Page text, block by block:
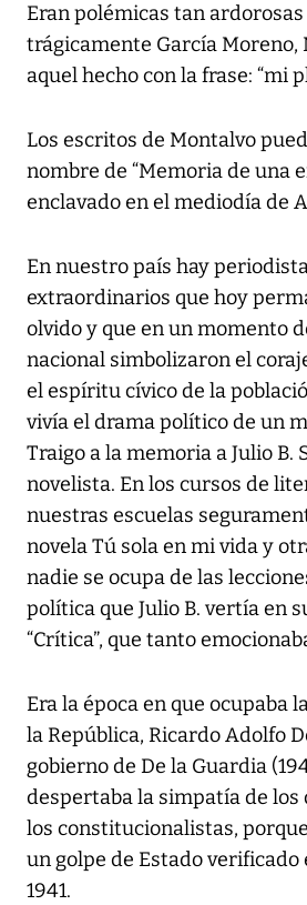
Eran polémicas tan
trágicamente García Moreno,
aquel hecho con la frase: “mi
Los escritos de Montalvo
nombre de “Memoria de una
enclavado en el mediodía de
En nuestro país hay
extraordinarios que hoy
olvido y que en un momento
nacional simbolizaron el
el espíritu cívico de la
vivía el drama político de un
Traigo a la memoria a Julio B.
novelista. En los cursos de
nuestras escuelas
novelaTú sola en mi viday
nadie se ocupa de las
política que Julio B. vertía en
“Crítica”, que tanto
Era la época en que ocupaba
la República, Ricardo Adolfo
gobierno de De la Guardia
despertaba la simpatía de los
los constitucionalistas,
un golpe de Estado verificado
1941.